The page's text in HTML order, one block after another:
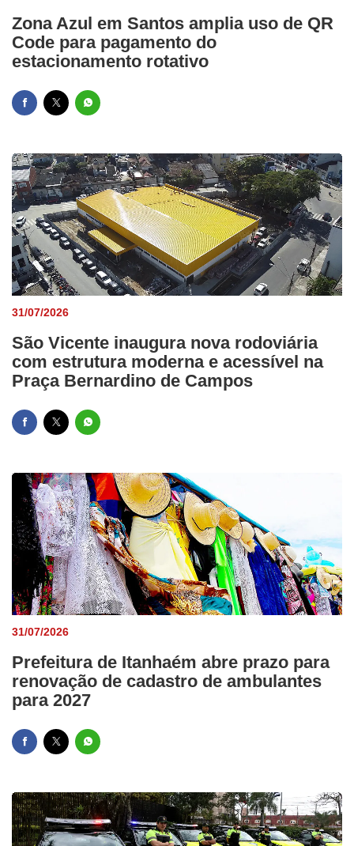
Zona Azul em Santos amplia uso de QR
Code para pagamento do
estacionamento rotativo
31/07/2026
São Vicente inaugura nova rodoviária
com estrutura moderna e acessível na
Praça Bernardino de Campos
31/07/2026
Prefeitura de Itanhaém abre prazo para
renovação de cadastro de ambulantes
para 2027